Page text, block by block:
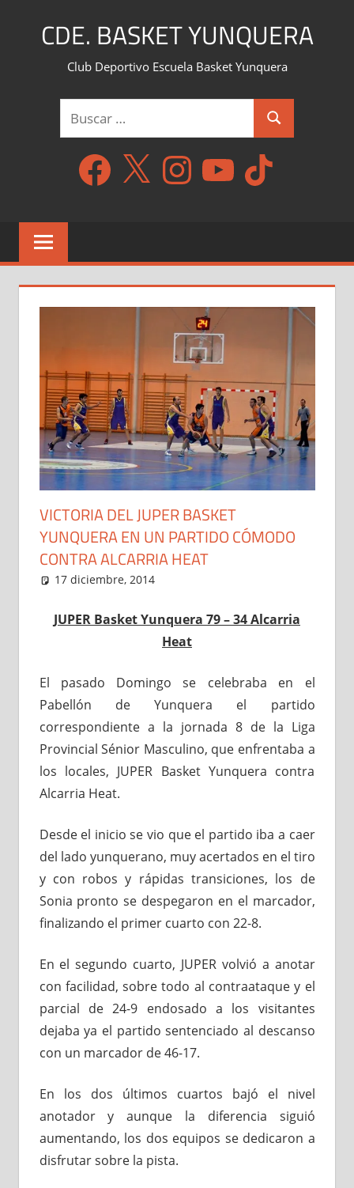
CDE. BASKET YUNQUERA
Club Deportivo Escuela Basket Yunquera
Buscar:
Buscar
Facebook
X InstagramYouTube TikTok
VICTORIA DEL JUPER BASKET
YUNQUERA EN UN PARTIDO CÓMODO
CONTRA ALCARRIA HEAT
17 diciembre, 2014
JUPER Basket Yunquera 79 – 34 Alcarria
Heat
El pasado Domingo se celebraba en el
Pabellón de Yunquera el partido
correspondiente a la jornada 8 de la Liga
Provincial Sénior Masculino, que enfrentaba a
los locales, JUPER Basket Yunquera contra
Alcarria Heat.
Desde el inicio se vio que el partido iba a caer
del lado yunquerano, muy acertados en el tiro
y con robos y rápidas transiciones, los de
Sonia pronto se despegaron en el marcador,
finalizando el primer cuarto con 22-8.
En el segundo cuarto, JUPER volvió a anotar
con facilidad, sobre todo al contraataque y el
parcial de 24-9 endosado a los visitantes
dejaba ya el partido sentenciado al descanso
con un marcador de 46-17.
En los dos últimos cuartos bajó el nivel
anotador y aunque la diferencia siguió
aumentando, los dos equipos se dedicaron a
disfrutar sobre la pista.